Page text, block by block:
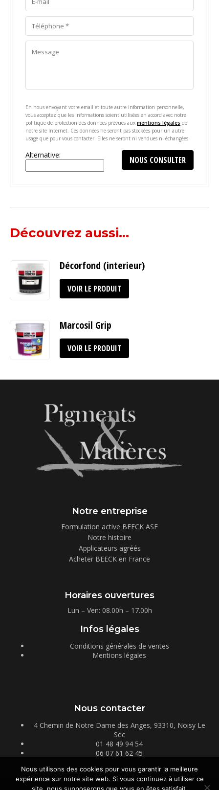
En nous envoyant votre email et toute autre information personnelle,
vous acceptez que les informations soient utilisées en accord avec notre
politique de protection des données prévues aux mentions légales de
notre site Internet. Ces données ne seront pas stockées pour un autre
usage que pour vous contacter. Elles ne seront ni vendues ni échangées.
Alternative:
Découvrez aussi...
Décorfond (interieur)
VOIR LE PRODUIT
Marcosil Grip
VOIR LE PRODUIT
Notre entreprise
Formulation active BEECK ASF
Notre histoire
Applicateurs agréés
Acheter BEECK en France
Horaires ouvertures
Lun – Ven: 08.00h – 17.00h
Infos légales
Conditions générales de ventes
Mentions légales
Nous contacter
4 Chemin de Notre Dame des Anges, 93310, Noisy Le
Sec
01 48 49 94 54
06 07 61 62 45
Nous utilisons des cookies pour vous garantir la meilleure
expérience sur notre site web. Si vous continuez à utiliser ce